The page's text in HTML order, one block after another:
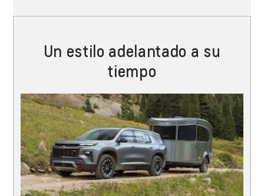
Un estilo adelantado a su
tiempo